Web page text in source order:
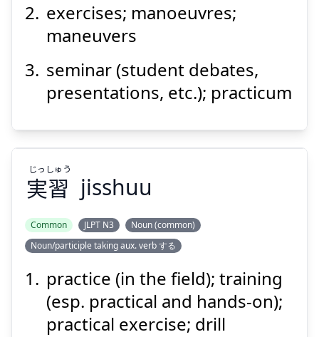
Show answer
Suspend
exercises; manoeuvres;
maneuvers
seminar (student debates,
presentations, etc.); practicum
実
習
実習
じっ しゅう
jisshuu
Common JLPT N3
Noun (common)
Noun/participle taking aux. verb する
practice (in the field); training
(esp. practical and hands-on);
practical exercise; drill